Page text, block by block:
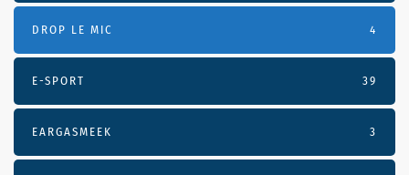
DROP LE MIC 4
E-SPORT 39
EARGASMEEK 3